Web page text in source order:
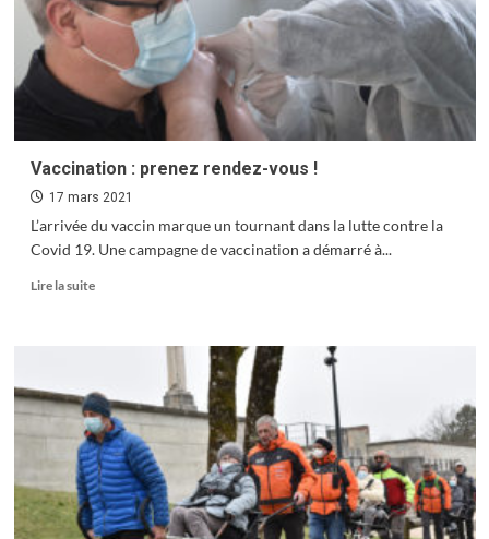
Vaccination : prenez rendez-vous !
17 mars 2021
L’arrivée du vaccin marque un tournant dans la lutte contre la
Covid 19. Une campagne de vaccination a démarré à...
Lire la suiteEn
prenez
rendez-
vous
!